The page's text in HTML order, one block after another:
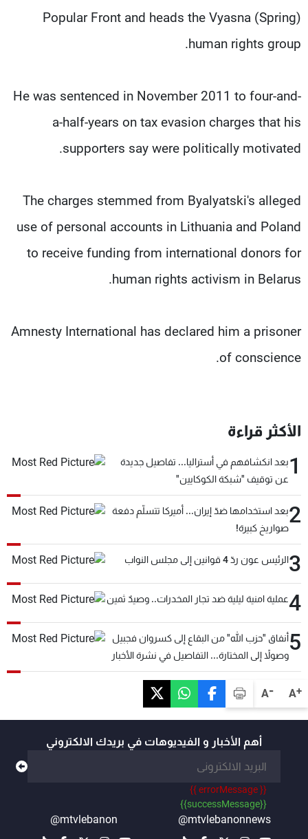
A+
A-
Popular Front and heads the Vyasna (Spring)
human rights group.
He was sentenced in November 2011 to four-and-
a-half-years on tax evasion charges that his
supporters say were politically motivated.
The charges stemmed from Byalyatski's alleged
use of personal accounts in Lithuania and Poland
to receive funding from international donors for
human rights activism in Belarus.
Amnesty International has declared him a prisoner
of conscience.
الأكثر قراءة
1بعد انكشافهم في أستراليا... تفاصيل جديدة
عن توقيف "شبكة الكوكايين"
2بعد استخدامها ضدّ إيران... أميركا تتسلّم دفعة
صواريخ كبيرة!
3الرئيس عون ردّ 4 قوانين إلى مجلس النواب
4عملية امنية ليلية ضد تجار المخدرات.. وصيدٌ ثمين
5أنفاق "حزب الله" من البقاع إلى كسروان فجبيل
وصولاً إلى المختارة... التفاصيل في نشرة الأخبار
بعد قليل
أهم الأخبار و الفيديوهات في بريدك الالكتروني
{{ errorMessage }}
{{successMessage}}
@mtvlebanonnews
@mtvlebanon